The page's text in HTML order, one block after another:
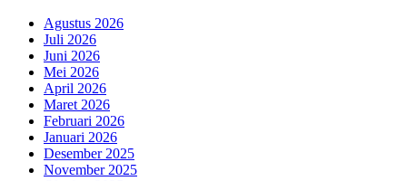
Agustus 2026
Juli 2026
Juni 2026
Mei 2026
April 2026
Maret 2026
Februari 2026
Januari 2026
Desember 2025
November 2025